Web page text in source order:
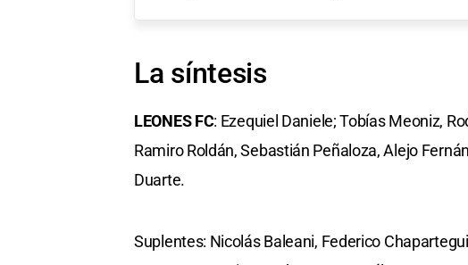
La síntesis
LEONES FC: Ezequiel Daniele; Tobías Meoniz,
Ramiro Roldán, Sebastián Peñaloza, Alejo
Duarte.
Suplentes: Nicolás Baleani, Federico